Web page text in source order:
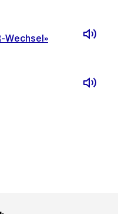
Wechsel»